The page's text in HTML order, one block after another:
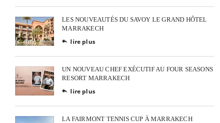
LES NOUVEAUTÉS DU SAVOY LE GRAND HÔTEL
MARRAKECH
 lire plus
UN NOUVEAU CHEF EXÉCUTIF AU FOUR SEASONS
RESORT MARRAKECH
 lire plus
LA FAIRMONT TENNIS CUP À MARRAKECH